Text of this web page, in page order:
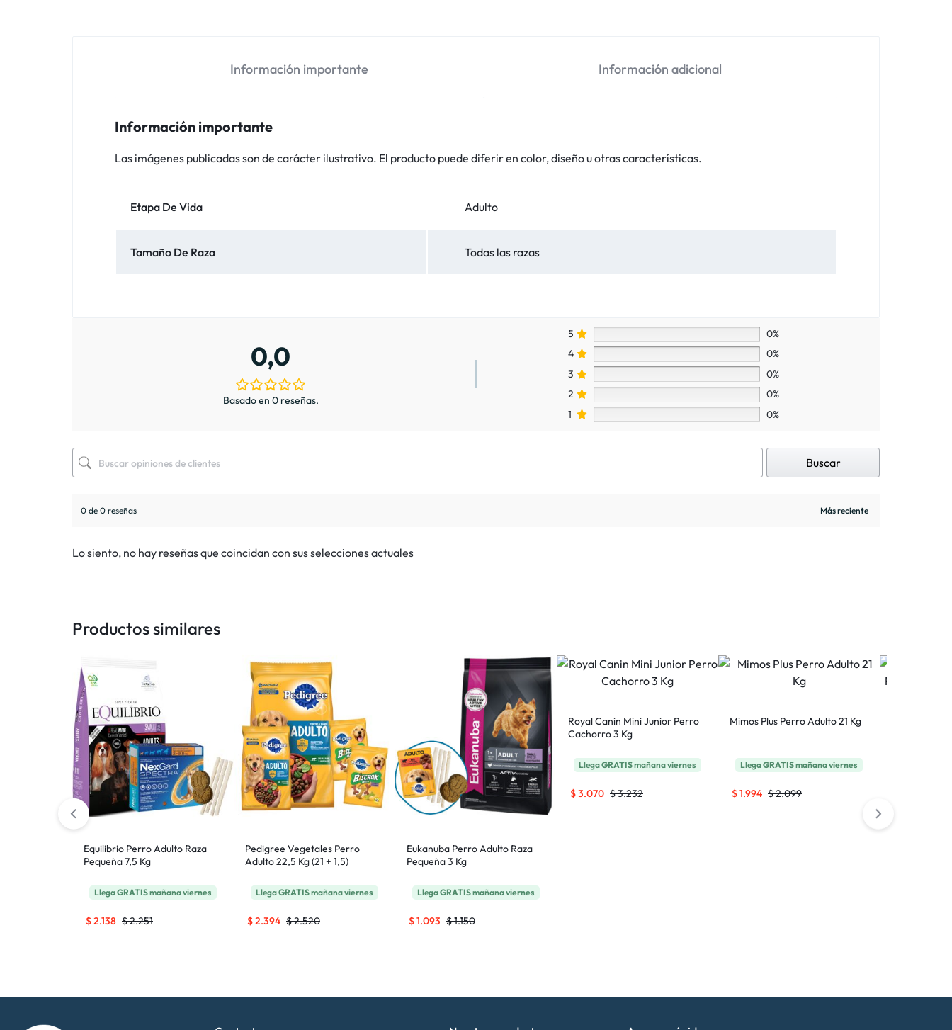
Información importante Información adicional
Información importante
Las imágenes publicadas son de carácter ilustrativo. El producto puede diferir en color, diseño u otras características.
Etapa De Vida Adulto
Tamaño De Raza Todas las razas
0,0
Basado en 0 reseñas.
5
0%
4
0%
3
0%
2
0%
1
0%
Buscar
0 de 0 reseñas
Lo siento, no hay reseñas que coincidan con sus selecciones actuales
Productos similares
Equilibrio Perro Adulto Raza
Pequeña 7,5 Kg
LlegaGRATISmañanaviernes
$2.251
$2.138
Pedigree Vegetales Perro
Adulto 22,5 Kg (21 + 1,5)
LlegaGRATISmañanaviernes
$2.520
$2.394
Eukanuba Perro Adulto Raza
Pequeña 3 Kg
LlegaGRATISmañanaviernes
$1.150
$1.093
Royal Canin Mini Junior Perro
Cachorro 3 Kg
LlegaGRATISmañanaviernes
$3.232
$3.070
Mimos Plus Perro Adulto 21 Kg
LlegaGRATISmañanaviernes
$2.099
$1.994